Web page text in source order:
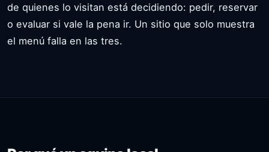
de quienes lo visitan está decidiendo: pedir, reservar
o evaluar si vale la pena ir. Un sitio que solo muestra
el menú falla en las tres.